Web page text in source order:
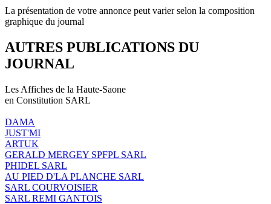
La présentation de votre annonce peut varier selon la composition
graphique du journal
AUTRES PUBLICATIONS DU
JOURNAL
Les Affiches de la Haute-Saone
en Constitution SARL
DAMA
JUST'MI
ARTUK
GERALD MERGEY SPFPL SARL
PHIDEL SARL
AU PIED D'LA PLANCHE SARL
SARL COURVOISIER
SARL REMI GANTOIS